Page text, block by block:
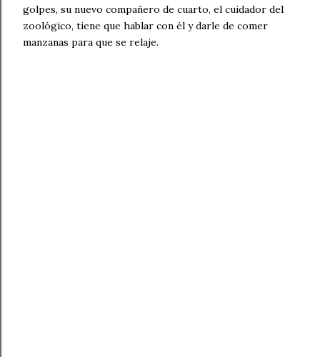
golpes, su nuevo compañero de cuarto, el cuidador del
zoológico, tiene que hablar con él y darle de comer
manzanas para que se relaje.